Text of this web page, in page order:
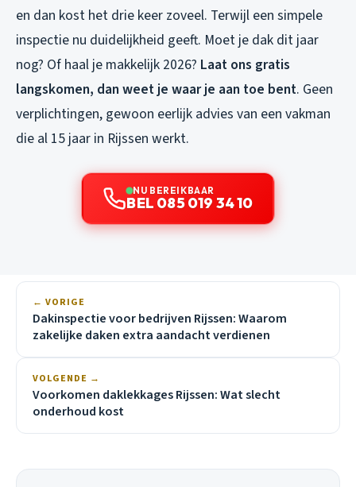
en dan kost het drie keer zoveel. Terwijl een simpele
inspectie nu duidelijkheid geeft. Moet je dak dit jaar
nog? Of haal je makkelijk 2026? Laat ons gratis
langskomen, dan weet je waar je aan toe bent. Geen
verplichtingen, gewoon eerlijk advies van een vakman
die al 15 jaar in Rijssen werkt.
NU BEREIKBAAR
BEL 085 019 34 10
← VORIGE
Dakinspectie voor bedrijven Rijssen: Waarom
zakelijke daken extra aandacht verdienen
VOLGENDE →
Voorkomen daklekkages Rijssen: Wat slecht
onderhoud kost